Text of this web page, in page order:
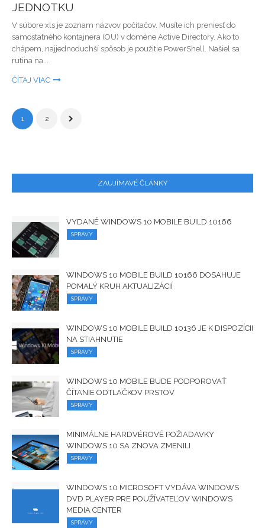
JEDNOTKU
V súbore xls je zoznam názvov počítačov. Musíte ich preniesť do
samostatného kontajnera (OU) v doméne Active Directory. Ako to
chápem, najjednoduchší spôsob je použitie PowerShell. Našiel sa
rutina na...
ČÍTAJ VIAC
1 2
ZAUJÍMAVÉ ČLÁNKY
VYDANÉ WINDOWS 10 MOBILE BUILD 10166
SPRÁVY
WINDOWS 10 MOBILE BUILD 10166 DOSAHUJE
POMALÝ KRUH AKTUALIZÁCIÍ
SPRÁVY
WINDOWS 10 MOBILE BUILD 10136 JE K DISPOZÍCII
NA STIAHNUTIE
SPRÁVY
WINDOWS 10 MOBILE BUDE PODPOROVAŤ
ČÍTANIE ODTLAČKOV PRSTOV
SPRÁVY
MINIMÁLNE HARDVÉROVÉ ​​POŽIADAVKY
WINDOWS 10 SA ZNOVA ZMENILI
SPRÁVY
WINDOWS 10 MICROSOFT VYDÁVA WINDOWS
DVD PLAYER PRE POUŽÍVATEĽOV WINDOWS
MEDIA CENTER
SPRÁVY